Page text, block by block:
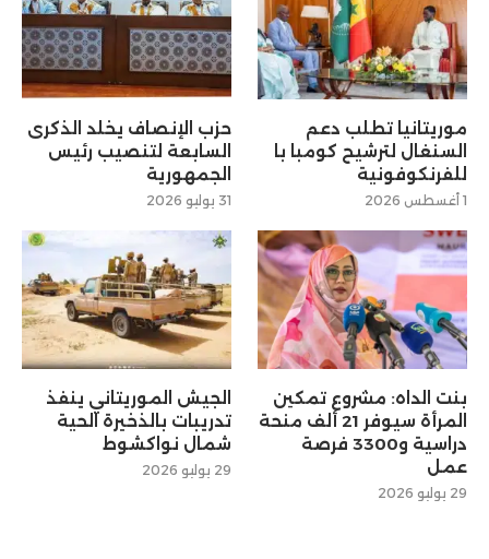
موريتانيا تطلب دعم
السنغال لترشيح كومبا با
للفرنكوفونية
1 أغسطس 2026
حزب الإنصاف يخلد الذكرى
السابعة لتنصيب رئيس
الجمهورية
31 يوليو 2026
بنت الداه: مشروع تمكين
المرأة سيوفر 21 ألف منحة
دراسية و3300 فرصة
عمل
29 يوليو 2026
الجيش الموريتاني ينفذ
تدريبات بالذخيرة الحية
شمال نواكشوط
29 يوليو 2026